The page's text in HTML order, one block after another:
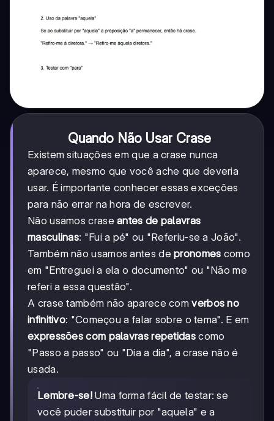
Quando Não Usar Crase
Existem situações em que a crase nunca
aparece, mesmo que você ache que deveria
usar. É importante conhecer essas exceções
para não errar na hora de escrever.
Não usamos craseantes de palavras
masculinas: "Fui a pé" ou "Referiu-se a João".
Também não usamos antes depronomes como
em "Entreguei a ela o documento" ou "Não me
referi a essa questão".
A crase também não aparece comverbos no
infinitivo: "Começou a falar sobre o tema". E em
expressões com palavras repetidascomo
"Passo a passo" ou "Dia a dia", a crase não é
usada.
Lembre-se! Uma forma fácil de testar: se
você puder substituir por "aquela" e a